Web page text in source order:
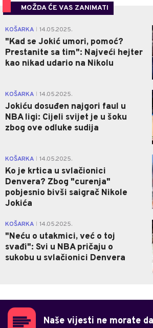
MOŽDA ĆE VAS ZANIMATI
KOŠARKA 14.05.2025.
"Kad se Jokić umori, pomoć?
Prestanite sa tim": Najveći hejter
kao nikad udario na Nikolu
KOŠARKA 14.05.2025.
Jokiću dosuđen najgori faul u
NBA ligi: Cijeli svijet je u šoku
zbog ove odluke sudija
KOŠARKA 14.05.2025.
Ko je krtica u svlačionici
Denvera? Zbog "curenja"
pobjesnio bivši saigrač Nikole
Jokića
KOŠARKA 14.05.2025.
"Neću o utakmici, već o toj
svađi": Svi u NBA pričaju o
sukobu u svlačionici Denvera
Naše vijesti ne morate